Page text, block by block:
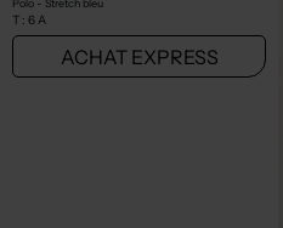
8,98€Prix boutique :
29,90€ -70%
PETROL INDUSTRIES